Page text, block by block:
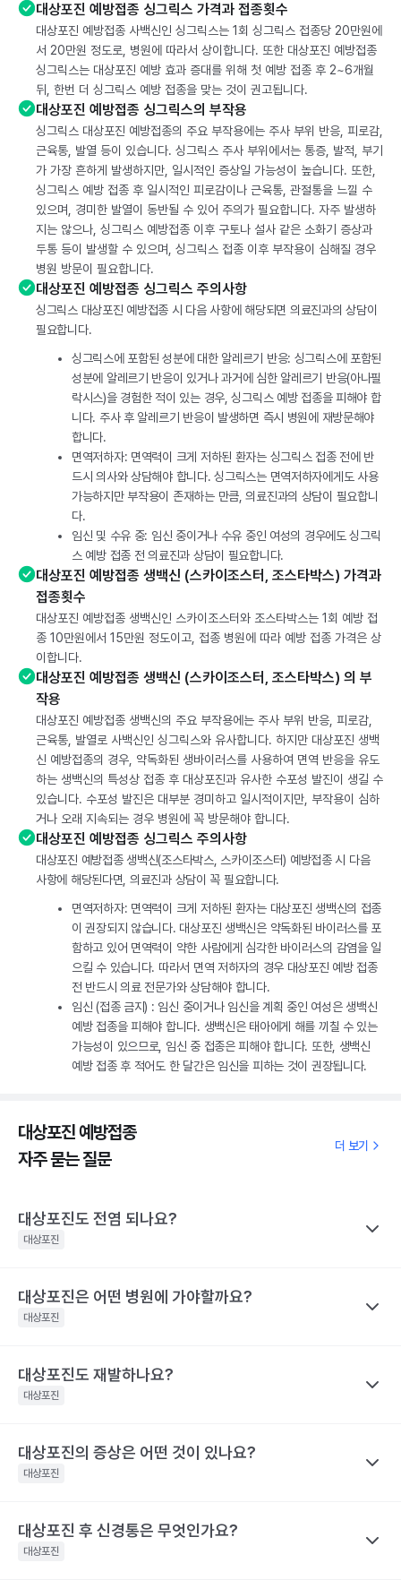
대상포진 예방접종 싱그릭스 가격과 접종횟수
대상포진 예방접종 사백신인 싱그릭스는 1회 싱그릭스 접종당 20만원에
서 20만원 정도로, 병원에 따라서 상이합니다. 또한 대상포진 예방접종
싱그릭스는 대상포진 예방 효과 증대를 위해 첫 예방 접종 후 2~6개월
뒤, 한번 더 싱그릭스 예방 접종을 맞는 것이 권고됩니다.
대상포진 예방접종 싱그릭스의 부작용
싱그릭스 대상포진 예방접종의 주요 부작용에는 주사 부위 반응, 피로감,
근육통, 발열 등이 있습니다. 싱그릭스 주사 부위에서는 통증, 발적, 부기
가 가장 흔하게 발생하지만, 일시적인 증상일 가능성이 높습니다. 또한,
싱그릭스 예방 접종 후 일시적인 피로감이나 근육통, 관절통을 느낄 수
있으며, 경미한 발열이 동반될 수 있어 주의가 필요합니다. 자주 발생하
지는 않으나, 싱그릭스 예방접종 이후 구토나 설사 같은 소화기 증상과
두통 등이 발생할 수 있으며, 싱그릭스 접종 이후 부작용이 심해질 경우
병원 방문이 필요합니다.
대상포진 예방접종 싱그릭스 주의사항
싱그릭스 대상포진 예방접종 시 다음 사항에 해당되면 의료진과의 상담이
필요합니다.
싱그릭스에 포함된 성분에 대한 알레르기 반응: 싱그릭스에 포함된
성분에 알레르기 반응이 있거나 과거에 심한 알레르기 반응(아나필
락시스)을 경험한 적이 있는 경우, 싱그릭스 예방 접종을 피해야 합
니다. 주사 후 알레르기 반응이 발생하면 즉시 병원에 재방문해야
합니다.
면역저하자: 면역력이 크게 저하된 환자는 싱그릭스 접종 전에 반
드시 의사와 상담해야 합니다. 싱그릭스는 면역저하자에게도 사용
가능하지만 부작용이 존재하는 만큼, 의료진과의 상담이 필요합니
다.
임신 및 수유 중: 임신 중이거나 수유 중인 여성의 경우에도 싱그릭
스 예방 접종 전 의료진과 상담이 필요합니다.
대상포진 예방접종 생백신 (스카이조스터, 조스타박스) 가격과
접종횟수
대상포진 예방접종 생백신인 스카이조스터와 조스타박스는 1회 예방 접
종 10만원에서 15만원 정도이고, 접종 병원에 따라 예방 접종 가격은 상
이합니다.
대상포진 예방접종 생백신 (스카이조스터, 조스타박스) 의 부
작용
대상포진 예방접종 생백신의 주요 부작용에는 주사 부위 반응, 피로감,
근육통, 발열로 사백신인 싱그릭스와 유사합니다. 하지만 대상포진 생백
신 예방접종의 경우, 약독화된 생바이러스를 사용하여 면역 반응을 유도
하는 생백신의 특성상 접종 후 대상포진과 유사한 수포성 발진이 생길 수
있습니다. 수포성 발진은 대부분 경미하고 일시적이지만, 부작용이 심하
거나 오래 지속되는 경우 병원에 꼭 방문해야 합니다.
대상포진 예방접종 싱그릭스 주의사항
대상포진 예방접종 생백신(조스타박스, 스카이조스터) 예방접종 시 다음
사항에 해당된다면, 의료진과 상담이 꼭 필요합니다.
면역저하자: 면역력이 크게 저하된 환자는 대상포진 생백신의 접종
이 권장되지 않습니다. 대상포진 생백신은 약독화된 바이러스를 포
함하고 있어 면역력이 약한 사람에게 심각한 바이러스의 감염을 일
으킬 수 있습니다. 따라서 면역 저하자의 경우 대상포진 예방 접종
전 반드시 의료 전문가와 상담해야 합니다.
임신 (접종 금지) : 임신 중이거나 임신을 계획 중인 여성은 생백신
예방 접종을 피해야 합니다. 생백신은 태아에게 해를 끼칠 수 있는
가능성이 있으므로, 임신 중 접종은 피해야 합니다. 또한, 생백신
예방 접종 후 적어도 한 달간은 임신을 피하는 것이 권장됩니다.
대상포진 예방접종
자주 묻는 질문
더 보기
대상포진도 전염 되나요?
대상포진
나만의닥터
대상포진이 특정 바이러스에 의해 유발된다고 하니 혹시 대상포진
수두는 비말을 통해 호흡기로 전염될 수 있고, 수포 진물을 접촉해도
전파될 수 있으므로 주의가 필요해요.
기 어려운 이유는 수포(물집) 때문이에요. 수포 안에는 활성화된 바
이러스가 들어 있기 때문에 만약 수포를 건드려 터트리면 이를 통해
한편, 대상포진 병변이 초기 단계인 발진 상태이거나 수포가 가라앉
아 딱지가 생긴 상태라면 전염 가능성은 거의 없어요.
대상포진은 어떤 병원에 가야할까요?
대상포진
나만의닥터
대상포진은 치료가 되고 난 후에도 통증이 지속되거나 후유증이 동
눈 주위에 난 대상포진 : 안과, 피부과, 통증의학과
등에 난 대상포진 : 피부과 및 통증의학과
해당 콘텐츠는 질환 지식 제공을 위해 만들어 진 것으로, 진료 행위 유도 및 특정 의약품
을 권유하지 않습니다.
대상포진도 재발하나요?
대상포진
나만의닥터
네. 대상포진도 재발할 수 있어요. 실제로 해외에는 대상포진이 세
재발했다고 해요. 대상포진의 재발 확률은 대상포진의 통증 지속시
간과 관련이 깊어요. 30일 이상 대상포진 통증이 지속된 사람은 그
대상포진의 증상은 어떤 것이 있나요?
대상포진
나만의닥터
대상포진 후 신경통은 무엇인가요?
대상포진